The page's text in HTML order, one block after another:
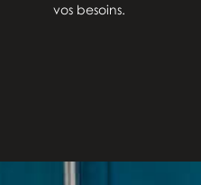
vos besoins.